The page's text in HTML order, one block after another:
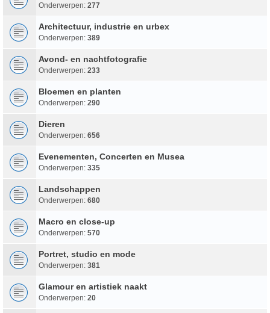
Onderwerpen: 277
Architectuur, industrie en urbex
Onderwerpen: 389
Avond- en nachtfotografie
Onderwerpen: 233
Bloemen en planten
Onderwerpen: 290
Dieren
Onderwerpen: 656
Evenementen, Concerten en Musea
Onderwerpen: 335
Landschappen
Onderwerpen: 680
Macro en close-up
Onderwerpen: 570
Portret, studio en mode
Onderwerpen: 381
Glamour en artistiek naakt
Onderwerpen: 20